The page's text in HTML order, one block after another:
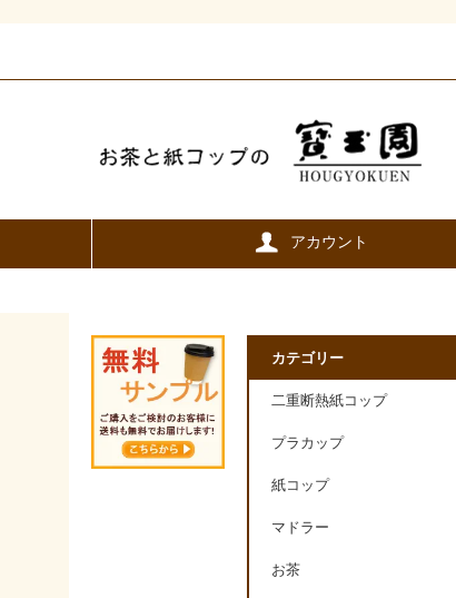
アカウント
カテゴリー
二重断熱紙コップ
プラカップ
紙コップ
マドラー
お茶